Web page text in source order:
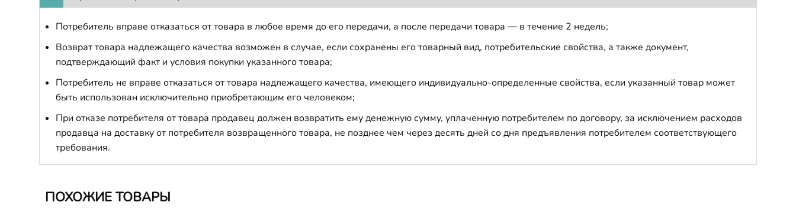
Потребитель вправе отказаться от товара в любое время до его передачи, а после передачи товара — в течение 2 недель;
Возврат товара надлежащего качества возможен в случае, если сохранены его товарный вид, потребительские свойства, а также документ,
подтверждающий факт и условия покупки указанного товара;
Потребитель не вправе отказаться от товара надлежащего качества, имеющего индивидуально-определенные свойства, если указанный товар может
быть использован исключительно приобретающим его человеком;
При отказе потребителя от товара продавец должен возвратить ему денежную сумму, уплаченную потребителем по договору, за исключением расходов
продавца на доставку от потребителя возвращенного товара, не позднее чем через десять дней со дня предъявления потребителем соответствующего
требования.
ПОХОЖИЕ ТОВАРЫ